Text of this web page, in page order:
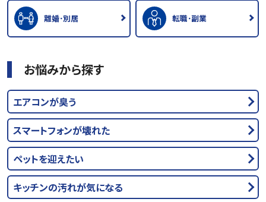
離婚･別居 転職･副業
お悩みから探す
エアコンが臭う
スマートフォンが壊れた
ペットを迎えたい
キッチンの汚れが気になる